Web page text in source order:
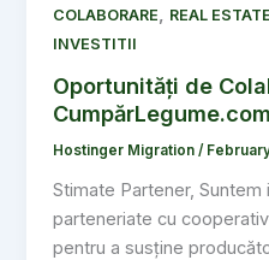
COLABORARE, REAL
INVESTITII
Oportunități de
CumpărLegume.com
Hostinger Migration/
Stimate Partener,
parteneriate cu
pentru a susține